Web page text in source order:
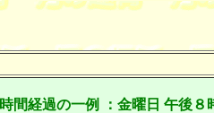
時間経過の一例 ：金曜日 午後８